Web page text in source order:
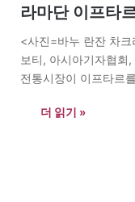
라마단 이프타
<사진=바누 란잔 차
보티, 아시아기자협회
전통시장이 이프타르
더 읽기 »